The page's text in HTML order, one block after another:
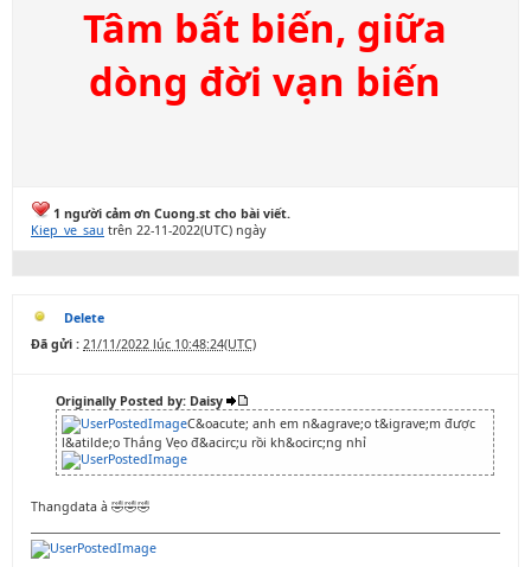
Tâm bất biến, giữa
dòng đời vạn biến
1 người cảm ơn Cuong.st cho bài viết.
Kiep_ve_sau trên 22-11-2022(UTC) ngày
Delete
Đã gửi : 21/11/2022 lúc 10:48:24(UTC)
Originally Posted by: Daisy
C&oacute; anh em n&agrave;o t&igrave;m được
l&atilde;o Thắng Vẹo đ&acirc;u rồi kh&ocirc;ng nhỉ
Thangdata à 🤣🤣🤣